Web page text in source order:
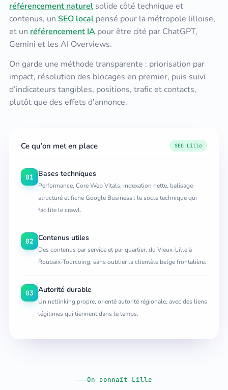
référencement naturel solide côté technique et
contenus, un SEO local pensé pour la métropole lilloise,
et un référencement IA pour être cité par ChatGPT,
Gemini et les AI Overviews.
On garde une méthode transparente : priorisation par
impact, résolution des blocages en premier, puis suivi
d’indicateurs tangibles, positions, trafic et contacts,
plutôt que des effets d’annonce.
Ce qu’on met en place SEO Lille
01 Bases techniques
Performance, Core Web Vitals, indexation nette, balisage
structuré et fiche Google Business : le socle technique qui
facilite le crawl.
02 Contenus utiles
Des contenus par service et par quartier, du Vieux-Lille à
Roubaix-Tourcoing, sans oublier la clientèle belge frontalière.
03 Autorité durable
Un netlinking propre, orienté autorité régionale, avec des liens
légitimes qui tiennent dans le temps.
On connaît Lille